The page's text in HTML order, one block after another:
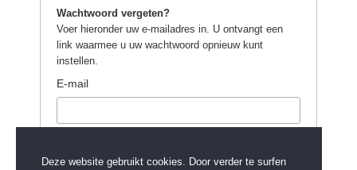
Deze website gebruikt cookies. Door verder te surfen
Wachtwoord vergeten?
Voer hieronder uw e-mailadres in. U ontvangt een
link waarmee u uw wachtwoord opnieuw kunt
instellen.
E-mail
Versturen